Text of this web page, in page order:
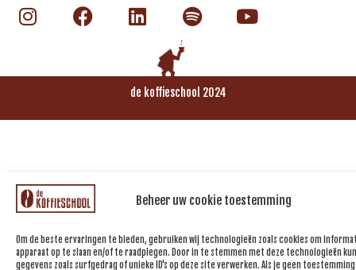
Beheer uw cookie toestemming
Om de beste ervaringen te bieden, gebruiken wij technologieën zoals cookies om
apparaat op te slaan en/of te raadplegen. Door in te stemmen met deze technologieën
gegevens zoals surfgedrag of unieke ID's op deze site verwerken. Als je geen
de koffieschool 2024